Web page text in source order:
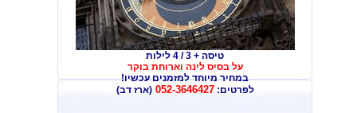
טיסה + 3 / 4 לילות
על בסיס לינה וארוחת בוקר
במחיר מיוחד למזמנים עכשיו!
לפרטים:052-3646427 (ארז דב)